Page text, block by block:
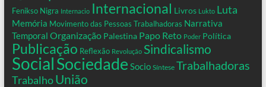
Fenikso Nigra Internacio Internacional Livros Lukto Luta
Memória Movimento das Pessoas Trabalhadoras Narrativa
Temporal Organização Palestina Papo Reto Poder Política
Publicação Reflexão Revolução Sindicalismo
SocialSociedade Socio Síntese Trabalhadoras
Trabalho União